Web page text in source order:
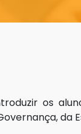
os
da